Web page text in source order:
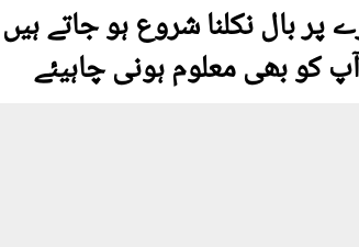
پر بال نکلنا شروع ہو جاتے
کو بھی معلوم ہونی چاہیئے